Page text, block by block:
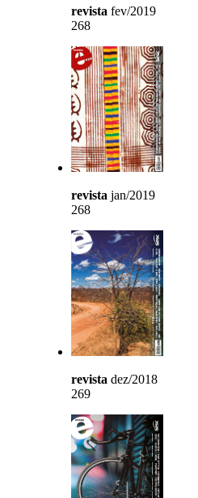
revista fev/2019
268
revista jan/2019
268
revista dez/2018
269